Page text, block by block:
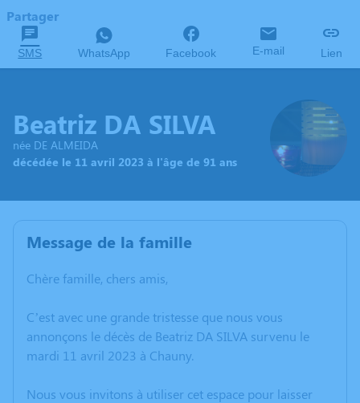
Partager
SMS WhatsApp Facebook E-mail Lien
Beatriz DA SILVA
née DE ALMEIDA
décédée le 11 avril 2023 à l'âge de 91 ans
Message de la famille
Chère famille, chers amis,
C’est avec une grande tristesse que nous vous
annonçons le décès de Beatriz DA SILVA survenu le
mardi 11 avril 2023 à Chauny.
Nous vous invitons à utiliser cet espace pour laisser